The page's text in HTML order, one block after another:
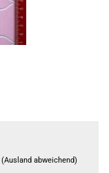
(Ausland abweichend)